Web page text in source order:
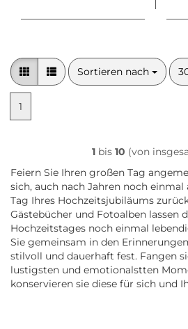
Sortieren nach
Sortieren nach
1
1bis 10 (von
Feiern Sie Ihren großen Tag
sich, auch nach Jahren noch einmal
Tag Ihres Hochzeitsjubiläums
Gästebücher und Fotoalben lassen
Hochzeitstages noch einmal
Sie gemeinsam in den
stilvoll und dauerhaft fest. Fangen
lustigsten und emotionalstten
konservieren sie diese für sich und